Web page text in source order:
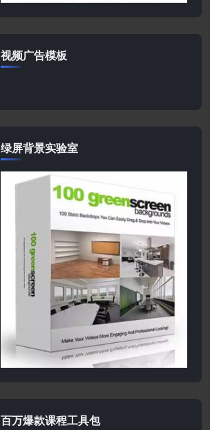
视频广告模板
绿屏背景实验室
百万爆款课程工具包